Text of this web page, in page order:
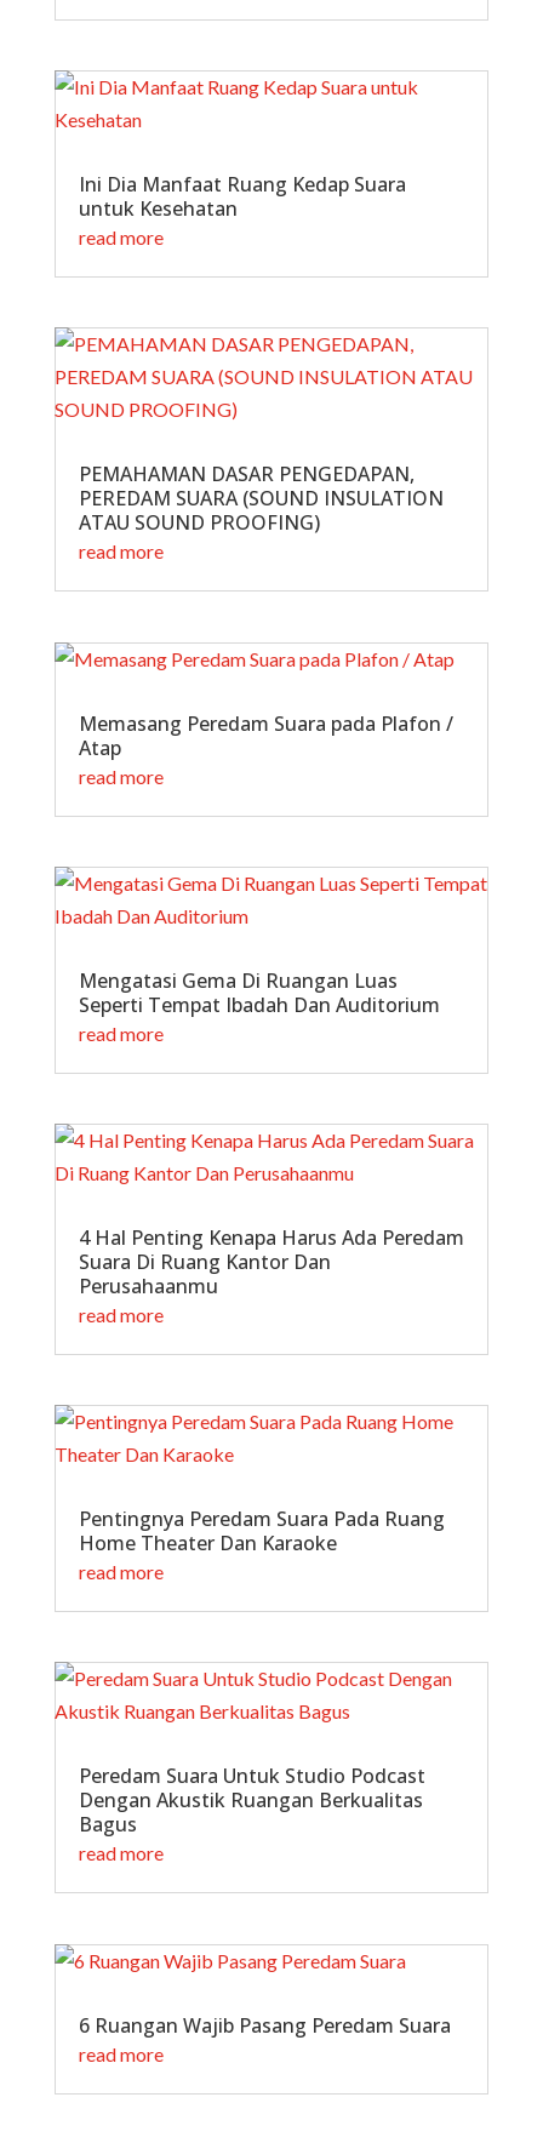
Ini Dia Manfaat Ruang Kedap Suara
untuk Kesehatan
read more
PEMAHAMAN DASAR PENGEDAPAN,
PEREDAM SUARA (SOUND INSULATION
ATAU SOUND PROOFING)
read more
Memasang Peredam Suara pada Plafon /
Atap
read more
Mengatasi Gema Di Ruangan Luas
Seperti Tempat Ibadah Dan Auditorium
read more
4 Hal Penting Kenapa Harus Ada Peredam
Suara Di Ruang Kantor Dan
Perusahaanmu
read more
Pentingnya Peredam Suara Pada Ruang
Home Theater Dan Karaoke
read more
Peredam Suara Untuk Studio Podcast
Dengan Akustik Ruangan Berkualitas
Bagus
read more
6 Ruangan Wajib Pasang Peredam Suara
read more